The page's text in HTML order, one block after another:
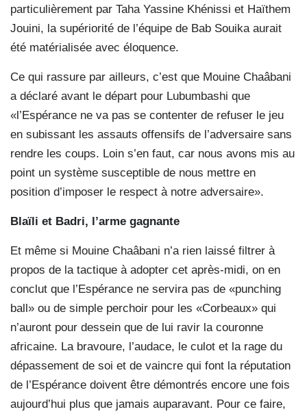
particulièrement par Taha Yassine Khénissi et Haïthem
Jouini, la supériorité de l’équipe de Bab Souika aurait
été matérialisée avec éloquence.
Ce qui rassure par ailleurs, c’est que Mouine Chaâbani
a déclaré avant le départ pour Lubumbashi que
«l’Espérance ne va pas se contenter de refuser le jeu
en subissant les assauts offensifs de l’adversaire sans
rendre les coups. Loin s’en faut, car nous avons mis au
point un système susceptible de nous mettre en
position d’imposer le respect à notre adversaire».
Blaïli et Badri, l’arme gagnante
Et même si Mouine Chaâbani n’a rien laissé filtrer à
propos de la tactique à adopter cet après-midi, on en
conclut que l’Espérance ne servira pas de «punching
ball» ou de simple perchoir pour les «Corbeaux» qui
n’auront pour dessein que de lui ravir la couronne
africaine. La bravoure, l’audace, le culot et la rage du
dépassement de soi et de vaincre qui font la réputation
de l’Espérance doivent être démontrés encore une fois
aujourd’hui plus que jamais auparavant. Pour ce faire,